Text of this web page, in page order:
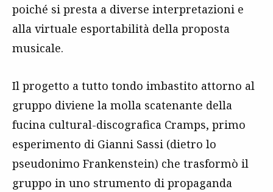
poiché si presta a diverse interpretazioni e
alla virtuale esportabilità della proposta
musicale.
Il progetto a tutto tondo imbastito attorno al
gruppo diviene la molla scatenante della
fucina cultural-discografica Cramps, primo
esperimento di Gianni Sassi (dietro lo
pseudonimo Frankenstein) che trasformò il
gruppo in uno strumento di propaganda